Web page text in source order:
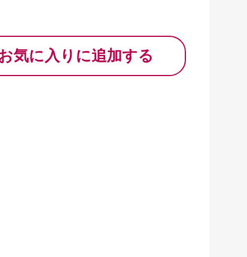
など、どんな料理でも美味しくお召し上
。
。
応援 簡単調理 便利 大容量 小分け 冷凍]
味しさの鮭をぜひお召しあがりくださ
！
友達にシェアしても良し！
し。
気に入りに追加する